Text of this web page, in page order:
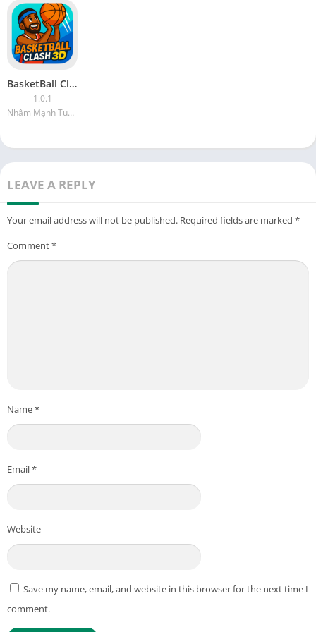
BasketBall Clash 3D
1.0.1
Nhâm Mạnh Tuyền
LEAVE A REPLY
Your email address will not be published. Required fields are marked *
Comment*
Name*
Email*
Website
Save my name, email, and website in this browser for the next time I
comment.